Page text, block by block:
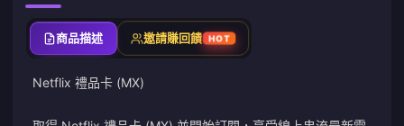
商品描述 邀請賺回饋 HOT
Netflix 禮品卡 (MX)